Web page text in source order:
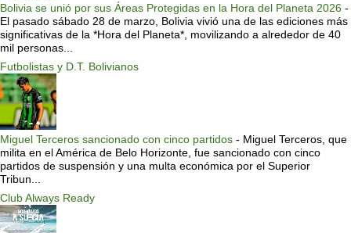
Bolivia se unió por sus Áreas Protegidas en la Hora del Planeta 2026 -
El pasado sábado 28 de marzo, Bolivia vivió una de las ediciones más
significativas de la *Hora del Planeta*, movilizando a alrededor de 40
mil personas...
Futbolistas y D.T. Bolivianos
Miguel Terceros sancionado con cinco partidos - Miguel Terceros, que
milita en el América de Belo Horizonte, fue sancionado con cinco
partidos de suspensión y una multa económica por el Superior
Tribun...
Club Always Ready